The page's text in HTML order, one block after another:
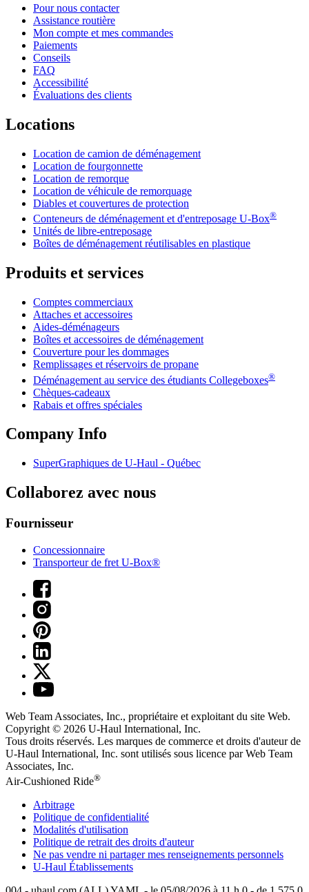
Pour nous contacter
Assistance routière
Mon compte et mes commandes
Paiements
Conseils
FAQ
Accessibilité
Évaluations des clients
Locations
Location de camion de déménagement
Location de fourgonnette
Location de remorque
Location de véhicule de remorquage
Diables et couvertures de protection
Conteneurs de déménagement et d'entreposage U-Box®
Unités de libre-entreposage
Boîtes de déménagement réutilisables en plastique
Produits et services
Comptes commerciaux
Attaches et accessoires
Aides-déménageurs
Boîtes et accessoires de déménagement
Couverture pour les dommages
Remplissages et réservoirs de propane
Déménagement au service des étudiants Collegeboxes®
Chèques-cadeaux
Rabais et offres spéciales
Company Info
SuperGraphiques de U-Haul - Québec
Collaborez avec nous
Fournisseur
Concessionnaire
Transporteur de fret U-Box®
Web Team Associates, Inc., propriétaire et exploitant du site Web.
Copyright © 2026 U-Haul International, Inc.
Tous droits réservés. Les marques de commerce et droits d'auteur de
U-Haul International, Inc. sont utilisés sous licence par Web Team
Associates, Inc.
Air-Cushioned Ride®
Arbitrage
Politique de confidentialité
Modalités d'utilisation
Politique de retrait des droits d'auteur
Ne pas vendre ni partager mes renseignements personnels
U-Haul Établissements